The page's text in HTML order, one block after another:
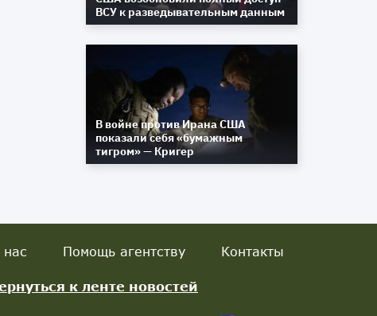
ВСУ к разведывательным данным
В войне против Ирана США
показали себя «бумажным
тигром» — Кригер
Помощь агентству Контакты
к ленте новостей